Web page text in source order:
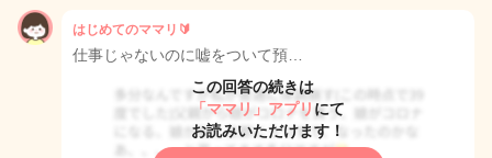
はじめてのママリ🔰
仕事じゃないのに嘘をついて預…
この回答の続きは
「ママリ」アプリ にて
お読みいただけます！